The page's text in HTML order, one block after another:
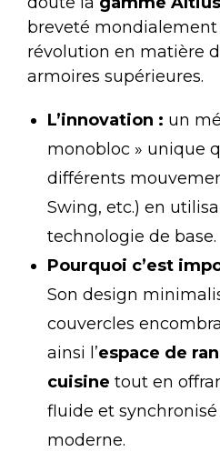
breveté
révolution en matière
armoires supérieures.
L’innovation : un
monobloc » unique
différents
Swing, etc.) en
technologie de base.
Pourquoi c’est
Son design
couvercles
ainsi l’espace de
cuisine tout en
fluide et
moderne.